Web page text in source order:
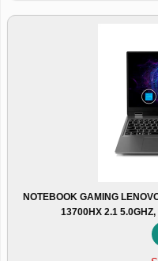
NOTEBOOK GAMING
13700HX 2.1